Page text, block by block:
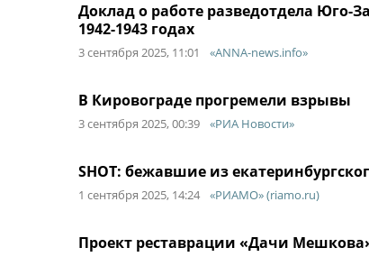
Доклад о работе разведотдела Юго-
1942-1943 годах
3 сентября 2025, 11:01 «ANNA-news.info»
В Кировограде прогремели взрывы
3 сентября 2025, 00:39 «РИА Новости»
SHOT: бежавшие из
1 сентября 2025, 14:24 «РИАМО» (riamo.ru)
Проект реставрации «Дачи